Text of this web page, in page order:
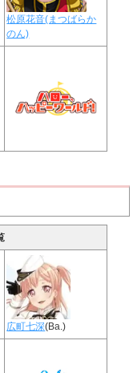
松原花音(まつばらか
のん)
広町七深(Ba.)